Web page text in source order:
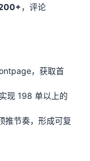
，评论
，获取首
现 198 单以上的
节奏，形成可复